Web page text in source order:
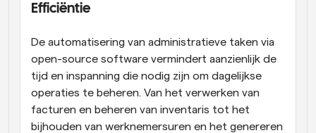
Efficiëntie
De automatisering van administratieve taken via
open-source software vermindert aanzienlijk de
tijd en inspanning die nodig zijn om dagelijkse
operaties te beheren. Van het verwerken van
facturen en beheren van inventaris tot het
bijhouden van werknemersuren en het genereren